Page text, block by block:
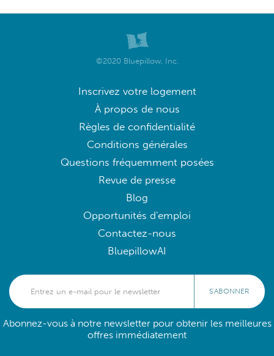
©2020 Bluepillow, Inc.
Inscrivez votre logement
À propos de nous
Règles de confidentialité
Conditions générales
Questions fréquemment posées
Revue de presse
Blog
Opportunités d'emploi
Contactez-nous
BluepillowAI
S'ABONNER
Abonnez-vous à notre newsletter pour obtenir les meilleures
offres immédiatement